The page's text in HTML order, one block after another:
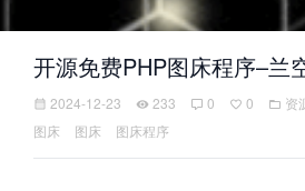
开源免费PHP图床程序–兰
2024-12-23 233 0 0 资
图床
图床 图床程序